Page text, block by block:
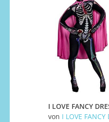
von I LOVE FANCY